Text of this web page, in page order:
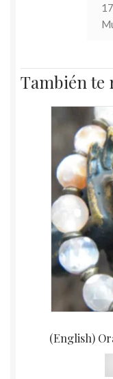
También te
(English)